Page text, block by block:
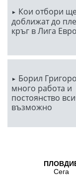
Кои отбори
доближат до
кръг в Лига
Борил
много работа и
постоянство
възможно